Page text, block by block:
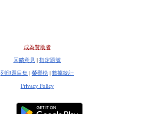
成為贊助者
回饋意見 | 指定題號
列印題目集 | 榮譽榜 | 數據統計
Privacy Policy